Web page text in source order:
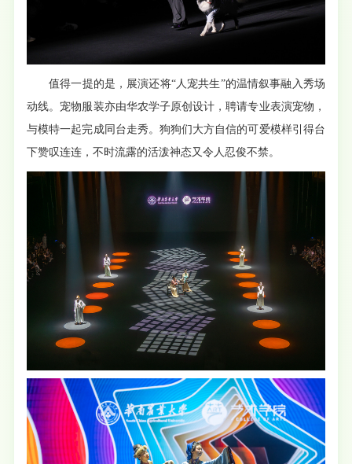
值得一提的是，展演还将“人宠共生”的温情叙事融入秀场
动线。宠物服装亦由华农学子原创设计，聘请专业表演宠物，
与模特一起完成同台走秀。狗狗们大方自信的可爱模样引得台
下赞叹连连，不时流露的活泼神态又令人忍俊不禁。